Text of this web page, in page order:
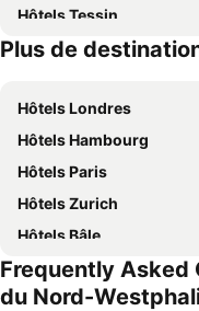
Hôtels Tessin
Hôtels Sardaigne
Plus de
Hôtels Londres
Hôtels Hambourg
Hôtels Paris
Hôtels Zurich
Hôtels Bâle
Hôtels Lucerne
Hôtels Rome
Frequently Asked
du Nord-